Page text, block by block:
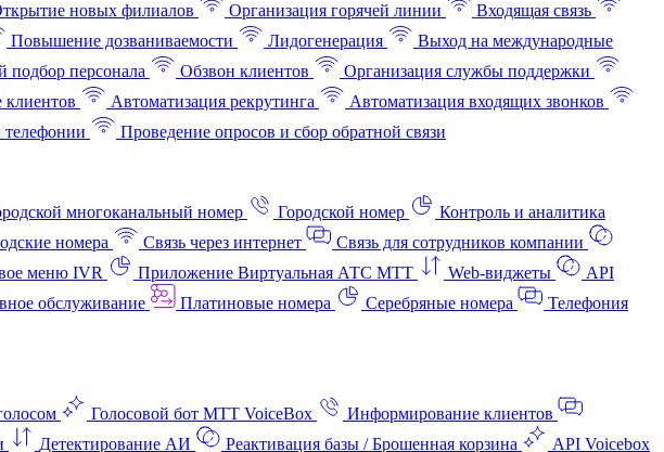
новых филиалов Организация горячей линии
Входящая связь
Повышение дозваниваемости Лидогенерация
Выход на международные
подбор персонала Обзвон клиентов
Организация службы поддержки
Автоматизация рекрутинга
Автоматизация входящих звонков
телефонии
Проведение опросов и сбор обратной связи
многоканальный номер Городской номер
Контроль и аналитика
номера Связь через интернет
Связь для сотрудников компании
меню IVR Приложение Виртуальная АТС МТТ Web-виджеты
API
обслуживание Платиновые номера Серебряные номера
Телефония
Голосовой бот МТТ VoiceBox
Информирование клиентов
Детектирование АИ Реактивация базы / Брошенная корзина API Voicebox